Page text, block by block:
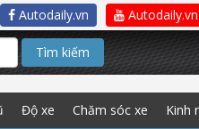
Autodaily.vn Autodaily.vn
Tìm kiếm
Độ xe Chăm sóc xe Kinh